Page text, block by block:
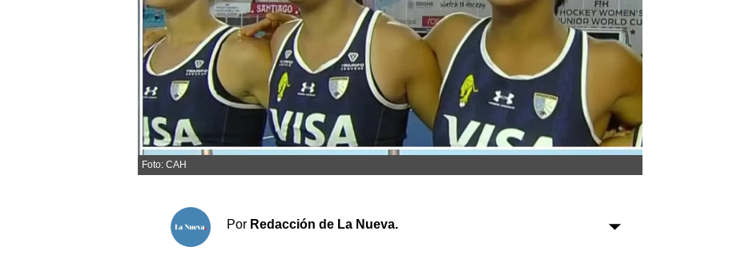
Sociedad y tiempo libre
Sociedad
Tecnología
Turismo
Salud
Es viral
El tiempo
Cartón Lleno
Fúnebres
Horóscopo
Suplementos
Foto: CAH
Por Redacción de La Nueva.